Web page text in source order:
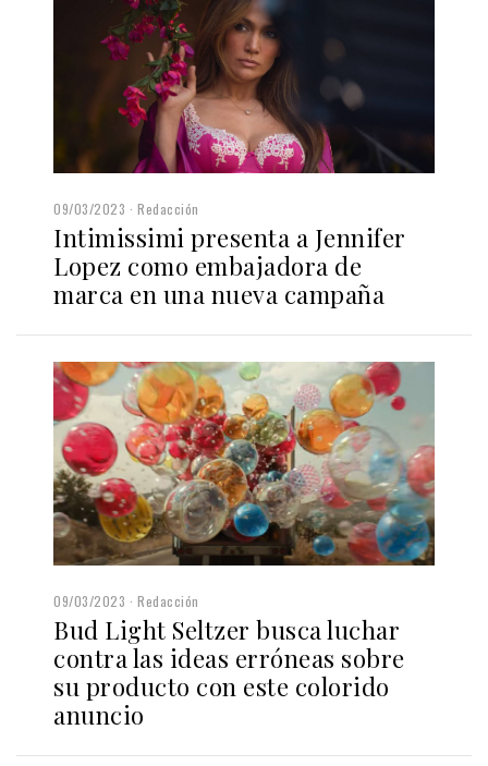
09/03/2023 Redacción
Intimissimi presenta a Jennifer
Lopez como embajadora de
marca en una nueva campaña
09/03/2023 Redacción
Bud Light Seltzer busca luchar
contra las ideas erróneas sobre
su producto con este colorido
anuncio